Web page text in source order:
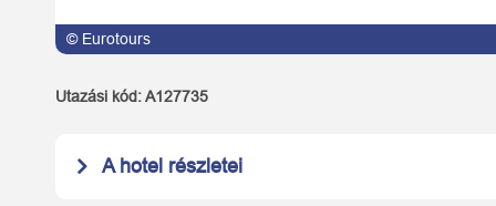
© Eurotours
Utazási kód:A127735
A hotel részletei